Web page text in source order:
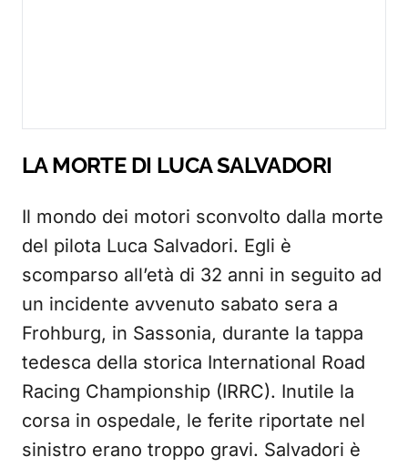
LA MORTE DI LUCA SALVADORI
Il mondo dei motori sconvolto dalla morte
del pilota Luca Salvadori. Egli è
scomparso all’età di 32 anni in seguito ad
un incidente avvenuto sabato sera a
Frohburg, in Sassonia, durante la tappa
tedesca della storica International Road
Racing Championship (IRRC). Inutile la
corsa in ospedale, le ferite riportate nel
sinistro erano troppo gravi. Salvadori è